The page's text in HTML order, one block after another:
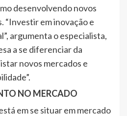
desenvolvendo novos
“Investir em inovação e
argumenta o especialista,
a se diferenciar da
novos mercados e
NO MERCADO
em se situar em mercado